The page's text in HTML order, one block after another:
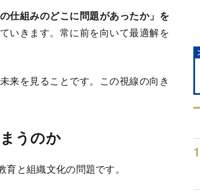
仕組みのどこに問題があったか」を
いきます。常に前を向いて最適解を
来を見ることです。この視線の向き
うのか
と組織文化の問題です。